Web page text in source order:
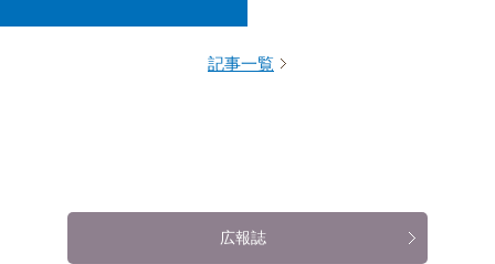
記事一覧
広報誌